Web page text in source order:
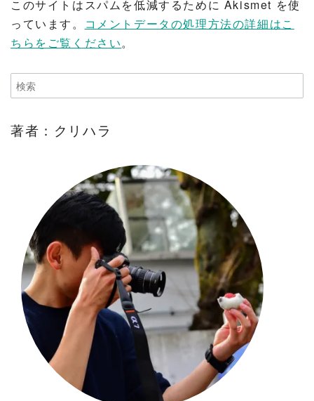
このサイトはスパムを低減するために Akismet を使
っています。
コメントデータの処理方法の詳細はこ
ちらをご覧ください。
著者：クリハラ